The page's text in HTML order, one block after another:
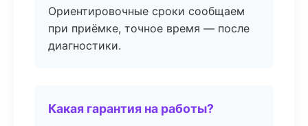
Ориентировочные сроки сообщаем
при приёмке, точное время — после
диагностики.
Какая гарантия на работы?